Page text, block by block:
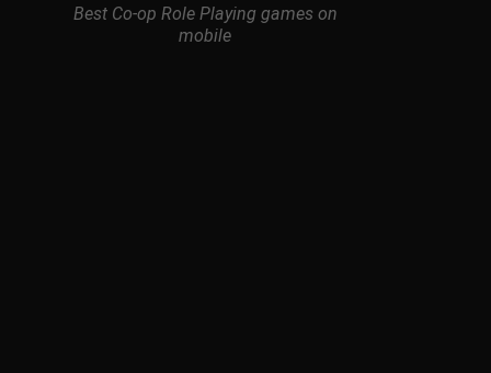
Best Co-op Role Playing games on
mobile